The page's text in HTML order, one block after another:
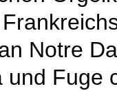
Notre
und Fuge